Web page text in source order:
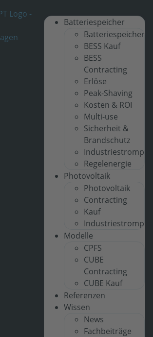
Batteriespeicher
Batteriespeicher
BESS Kauf
BESS
Contracting
Erlöse
Peak-Shaving
Kosten & ROI
Multi-use
Sicherheit &
Brandschutz
Regelenergie
Photovoltaik
Photovoltaik
Contracting
Kauf
Modelle
CPFS
CUBE
Contracting
CUBE Kauf
Referenzen
Wissen
News
Fachbeiträge